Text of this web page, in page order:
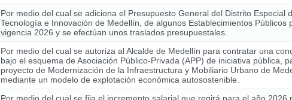
Por medio del cual se adiciona el Presupuesto General del Distrito Especial
Tecnología e Innovación de Medellín, de algunos Establecimientos Públicos
vigencia 2026 y se efectúan unos traslados presupuestales.
Por medio del cual se autoriza al Alcalde de Medellín para contratar una
bajo el esquema de Asociación Público-Privada (APP) de iniciativa pública,
proyecto de Modernización de la Infraestructura y Mobiliario Urbano de
mediante un modelo de explotación económica autosostenible.